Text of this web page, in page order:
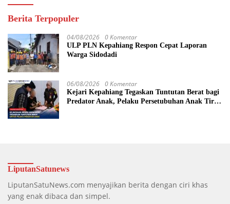
Berita Terpopuler
04/08/2026 0 Komentar
ULP PLN Kepahiang Respon Cepat Laporan
Warga Sidodadi
06/08/2026 0 Komentar
Kejari Kepahiang Tegaskan Tuntutan Berat bagi
Predator Anak, Pelaku Persetubuhan Anak Tiri
LiputanSatunews
LiputanSatuNews.com menyajikan berita dengan ciri khas
yang enak dibaca dan simpel.